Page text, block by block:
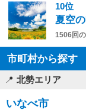
10位
夏空
1506回
市町村から探す
北勢エリア
いなべ市